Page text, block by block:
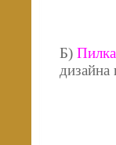
Б)
дизайна